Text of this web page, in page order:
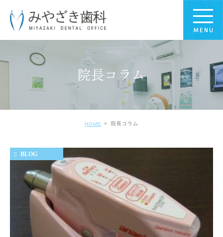
院長コラム
HOME 院長コラム
BLOG